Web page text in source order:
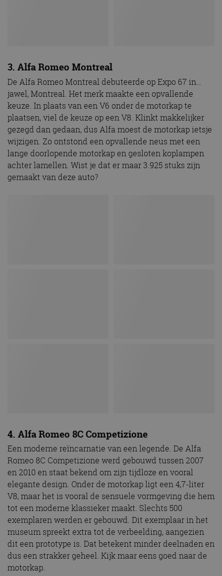
3. Alfa Romeo Montreal
De Alfa Romeo Montreal debuteerde op Expo 67 in…
jawel, Montreal. Het merk maakte een opvallende
keuze. In plaats van een V6 onder de motorkap te
plaatsen, viel de keuze op een V8. Klinkt makkelijker
gezegd dan gedaan, dus Alfa moest de motorkap ietsje
wijzigen. Zo ontstond een opvallende neus met een
lange doorlopende motorkap en gesloten koplampen
achter lamellen. Wist je dat er maar 3.925 stuks zijn
gemaakt van deze auto?
4. Alfa Romeo 8C Competizione
Een moderne reïncarnatie van een legende. De Alfa
Romeo 8C Competizione werd gebouwd tussen 2007
en 2010 en staat bekend om zijn tijdloze en vooral
elegante design. Onder de motorkap ligt een 4,7-liter
V8, maar het is vooral de sensuele vormgeving die hem
tot een moderne klassieker maakt. Slechts 500
exemplaren werden er gebouwd. Dit exemplaar in het
museum spreekt extra tot de verbeelding, aangezien
dit een prototype is. Dat betekent minder deelnaden en
dus een strakker geheel. Kijk maar eens goed naar de
motorkap.